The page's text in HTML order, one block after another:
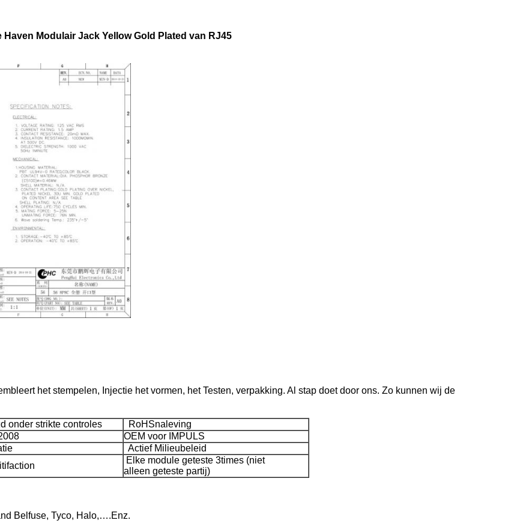
Modulair Jack Yellow Gold Plated van RJ45
het stempelen, Injectie het vormen, het Testen, verpakking. Al stap doet door ons. Zo kunnen wij de
onder strikte controles
RoHSnaleving
OEM voor IMPULS
Actief Milieubeleid
Elke module geteste 3times (niet
alleen geteste partij)
Belfuse, Tyco, Halo,….Enz.